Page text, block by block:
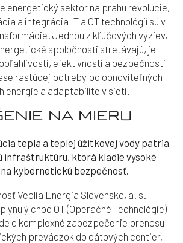
energetický sektor na prahu revolúcie,
a integrácia IT a OT technológií sú v
Jednou z kľúčových výziev,
spoločnosti stretávajú, je
efektívnosti a bezpečnosti
rastúcej potreby po obnoviteľných
energie a adaptabilite v sieti.
NA MIERU
tepla a teplej úžitkovej vody patria
infraštruktúru, ktorá kladie vysoké
kybernetickú bezpečnosť.
Veolia Energia Slovensko, a. s.
chod OT (Operačné Technológie)
o komplexné zabezpečenie prenosu
prevádzok do dátových centier,